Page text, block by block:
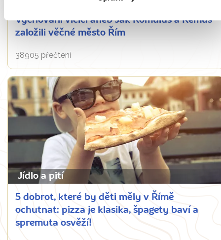
Vychovaní vlčicí aneb Jak Romulus a Remus
založili věčné město Řím
38905 přečtení
Jídlo a pití
5 dobrot, které by děti měly v Římě
ochutnat: pizza je klasika, špagety baví a
spremuta osvěží!